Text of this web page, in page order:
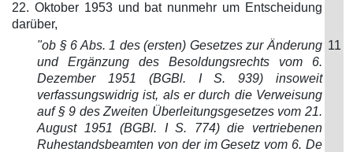
22. Oktober 1953 und bat nunmehr um Entscheidung
darüber,
"ob § 6 Abs. 1 des (ersten) Gesetzes zur Änderung
und Ergänzung des Besoldungsrechts vom 6.
Dezember 1951 (BGBl. I S. 939) insoweit
verfassungswidrig ist, als er durch die Verweisung
auf § 9 des Zweiten Überleitungsgesetzes vom 21.
August 1951 (BGBl. I S. 774) die vertriebenen
Ruhestandsbeamten von der im Gesetz vom 6. De
11